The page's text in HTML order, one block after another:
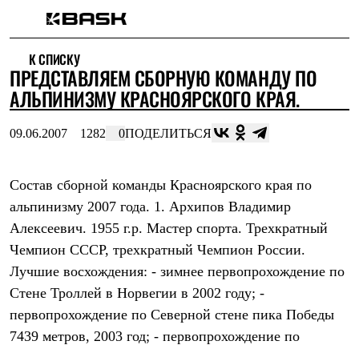
Интернет-магазин
Мужская одежда
Утепленная пухом
Куртки
Жилеты
Куртки
Штормовая одежда
Куртки
Брюки
Софтшелл одежда
Куртки
Брюки
Флисовая одежда
Куртки
Брюки
К СПИСКУ
ПРЕДСТАВЛЯЕМ СБОРНУЮ КОМАНДУ ПО
АЛЬПИНИЗМУ КРАСНОЯРСКОГО КРАЯ.
09.06.2007 1282 0ПОДЕЛИТЬСЯ
Состав сборной команды Красноярского края по
альпинизму 2007 года. 1. Архипов Владимир
Алексеевич. 1955 г.р. Мастер спорта. Трехкратный
Чемпион СССР, трехкратный Чемпион России.
Лучшие восхождения: - зимнее первопрохождение по
Стене Троллей в Норвегии в 2002 году; -
первопрохождение по Северной стене пика Победы
7439 метров, 2003 год; - первопрохождение по